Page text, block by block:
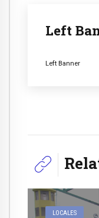
Left
Left Banner
LOCALES